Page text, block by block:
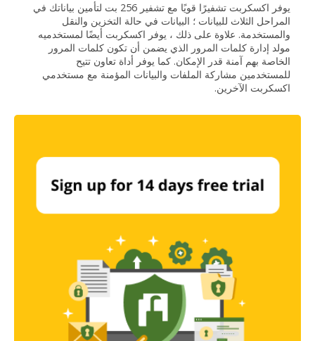
يوفر اكسكربت تشفيرًا قويًا مع تشفير 256 بت لتأمين بياناتك في
المراحل الثلاث للبيانات ؛ البيانات في حالة التخزين والنقل
والمستخدمة. علاوة على ذلك ، يوفر اكسكربت أيضًا لمستخدميه
مولد إدارة كلمات المرور الذي يضمن أن تكون كلمات المرور
الخاصة بهم آمنة قدر الإمكان. كما يوفر أداة تعاون تتيح
للمستخدمين مشاركة الملفات والبيانات المؤمنة مع مستخدمي
اكسكربت الآخرين.